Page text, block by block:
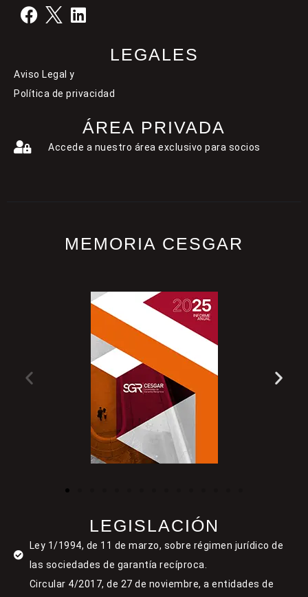
LEGALES
Aviso Legal y
Política de privacidad
ÁREA PRIVADA
Accede a nuestro área exclusivo para socios
MEMORIA CESGAR
LEGISLACIÓN
Ley 1/1994, de 11 de marzo, sobre régimen jurídico de
las sociedades de garantía recíproca.
Circular 4/2017, de 27 de noviembre, a entidades de